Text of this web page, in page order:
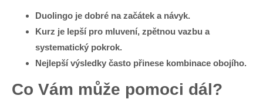
Duolingo je dobré na začátek a návyk.
Kurz je lepší pro mluvení, zpětnou vazbu a
systematický pokrok.
Nejlepší výsledky často přinese kombinace obojího.
Co Vám může pomoci dál?